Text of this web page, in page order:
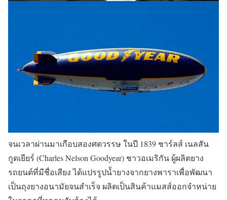
จนเวลาผ่านมาเกือบสองศตวรรษ ในปี 1839 ชาร์ลส์ เนลสัน
กูดเยียร์ (Charles Nelson Goodyear) ชาวอเมริกัน ผู้ผลิตยาง
รถยนต์ที่มีชื่อเสียง ได้แปรรูปน้ำยางจากยางพาราเพื่อพัฒนา
เป็นถุงยางอนามัยจนสำเร็จ ผลิตเป็นสินค้าแมสส์ออกจำหน่าย